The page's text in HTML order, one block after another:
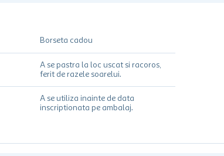
Borseta cadou
A se pastra la loc uscat si racoros,
ferit de razele soarelui.
A se utiliza inainte de data
inscriptionata pe ambalaj.